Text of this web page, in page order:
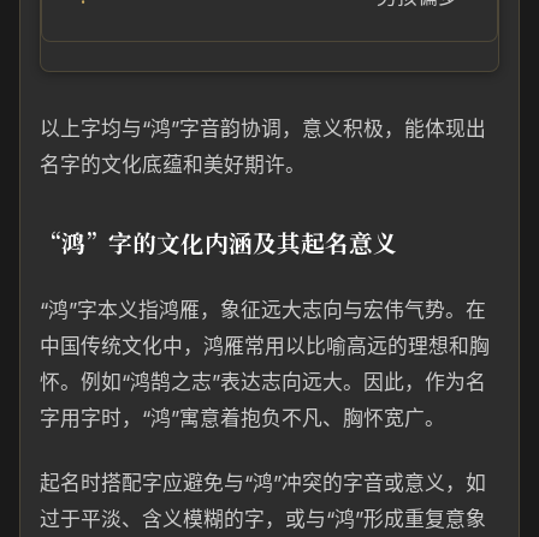
以上字均与“鸿”字音韵协调，意义积极，能体现出
名字的文化底蕴和美好期许。
“鸿”字的文化内涵及其起名意义
“鸿”字本义指鸿雁，象征远大志向与宏伟气势。在
中国传统文化中，鸿雁常用以比喻高远的理想和胸
怀。例如“鸿鹄之志”表达志向远大。因此，作为名
字用字时，“鸿”寓意着抱负不凡、胸怀宽广。
起名时搭配字应避免与“鸿”冲突的字音或意义，如
过于平淡、含义模糊的字，或与“鸿”形成重复意象